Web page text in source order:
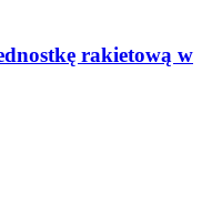
rakietową w